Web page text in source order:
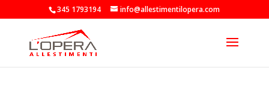
345 1793194 info@allestimentilopera.com